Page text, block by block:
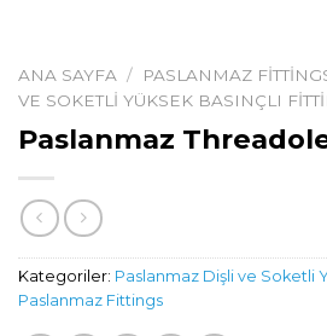
ANA SAYFA / PASLANMAZ
VE SOKETLI YÜKSEK BASINÇLI
Paslanmaz
Kategoriler: Paslanmaz Dişli ve Soketli
Paslanmaz Fittings